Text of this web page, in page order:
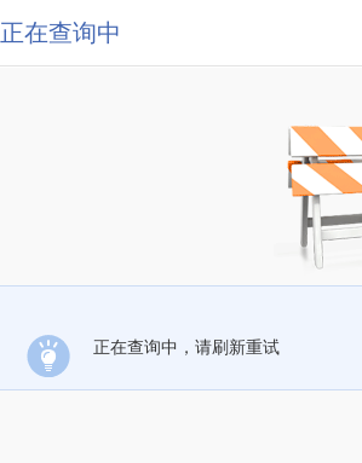
正在查询中
正在查询中，请刷新重试